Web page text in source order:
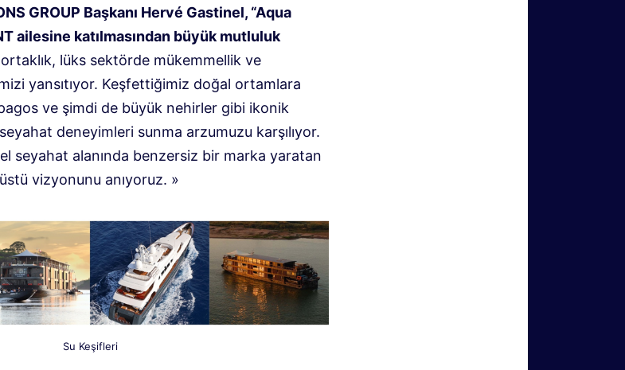
GROUP Başkanı Hervé Gastinel, “Aqua
ailesine katılmasından büyük mutluluk
ortaklık, lüks sektörde mükemmellik ve
yansıtıyor. Keşfettiğimiz doğal ortamlara
ve şimdi de büyük nehirler gibi ikonik
deneyimleri sunma arzumuzu karşılıyor.
seyahat alanında benzersiz bir marka yaratan
vizyonunu anıyoruz. »
Su Keşifleri